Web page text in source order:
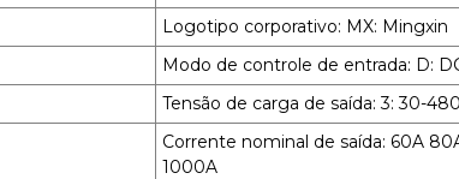
Logotipo corporativo: MX: Mingxin
Modo de controle de entrada: D:
Tensão de carga de saída: 3: 30-
Corrente nominal de saída: 60A
1000A